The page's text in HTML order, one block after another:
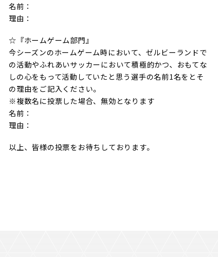
名前：
理由：
☆『ホームゲーム部門』
今シーズンのホームゲーム時において、ゼルビーランドで
の活動やふれあいサッカーにおいて積極的かつ、おもてな
しの心をもって活動していたと思う選手の名前1名をとそ
の理由をご記入ください。
※複数名に投票した場合、無効となります
名前：
理由：
以上、皆様の投票をお待ちしております。